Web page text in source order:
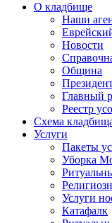
О кладбище
Наши
Новости
Община
Главный
Реестр
Схема
Услуги
Пакеты
Уборка
Услуги
Катафалк